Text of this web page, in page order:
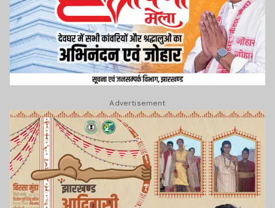
Advertisement